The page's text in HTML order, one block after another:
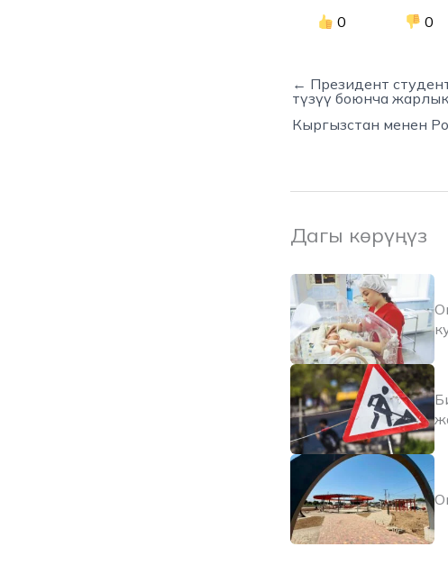
0 0
← Президент
түзүү боюнча
Кыргызстан менен
Дагы көрүңүз